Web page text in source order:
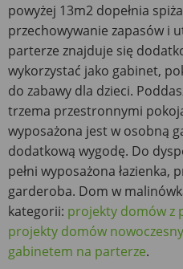
powyżej 13m2 dopełnia
przechowywanie zapasów i
parterze znajduje się
wykorzystać jako gabinet,
do zabawy dla dzieci.
trzema przestronnymi
wyposażona jest w osobną
dodatkową wygodę. Do
pełni wyposażona
garderoba. Dom w
kategorii: projekty domów z
projekty domów
gabinetem na parterze.